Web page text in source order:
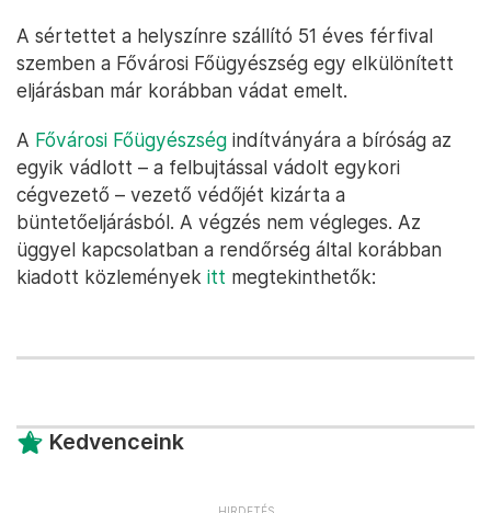
A sértettet a helyszínre szállító 51 éves férfival
szemben a Fővárosi Főügyészség egy elkülönített
eljárásban már korábban vádat emelt.
A Fővárosi Főügyészség indítványára a bíróság az
egyik vádlott – a felbujtással vádolt egykori
cégvezető – vezető védőjét kizárta a
büntetőeljárásból. A végzés nem végleges. Az
üggyel kapcsolatban a rendőrség által korábban
kiadott közlemények itt megtekinthetők:
Kedvenceink